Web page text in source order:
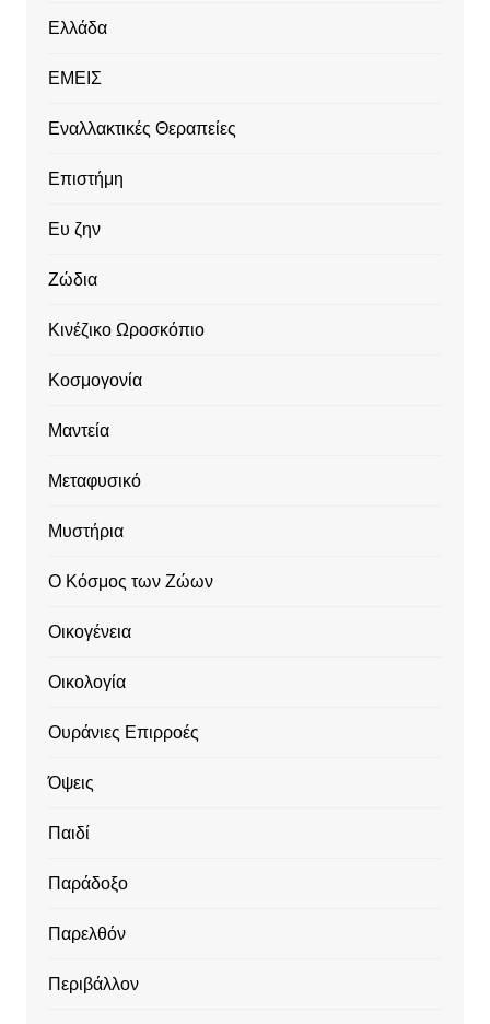
Ελλάδα
ΕΜΕΙΣ
Εναλλακτικές Θεραπείες
Επιστήμη
Ευ ζην
Ζώδια
Κινέζικο Ωροσκόπιο
Κοσμογονία
Μαντεία
Μεταφυσικό
Μυστήρια
Ο Κόσμος των Ζώων
Οικογένεια
Οικολογία
Ουράνιες Επιρροές
Όψεις
Παιδί
Παράδοξο
Παρελθόν
Περιβάλλον